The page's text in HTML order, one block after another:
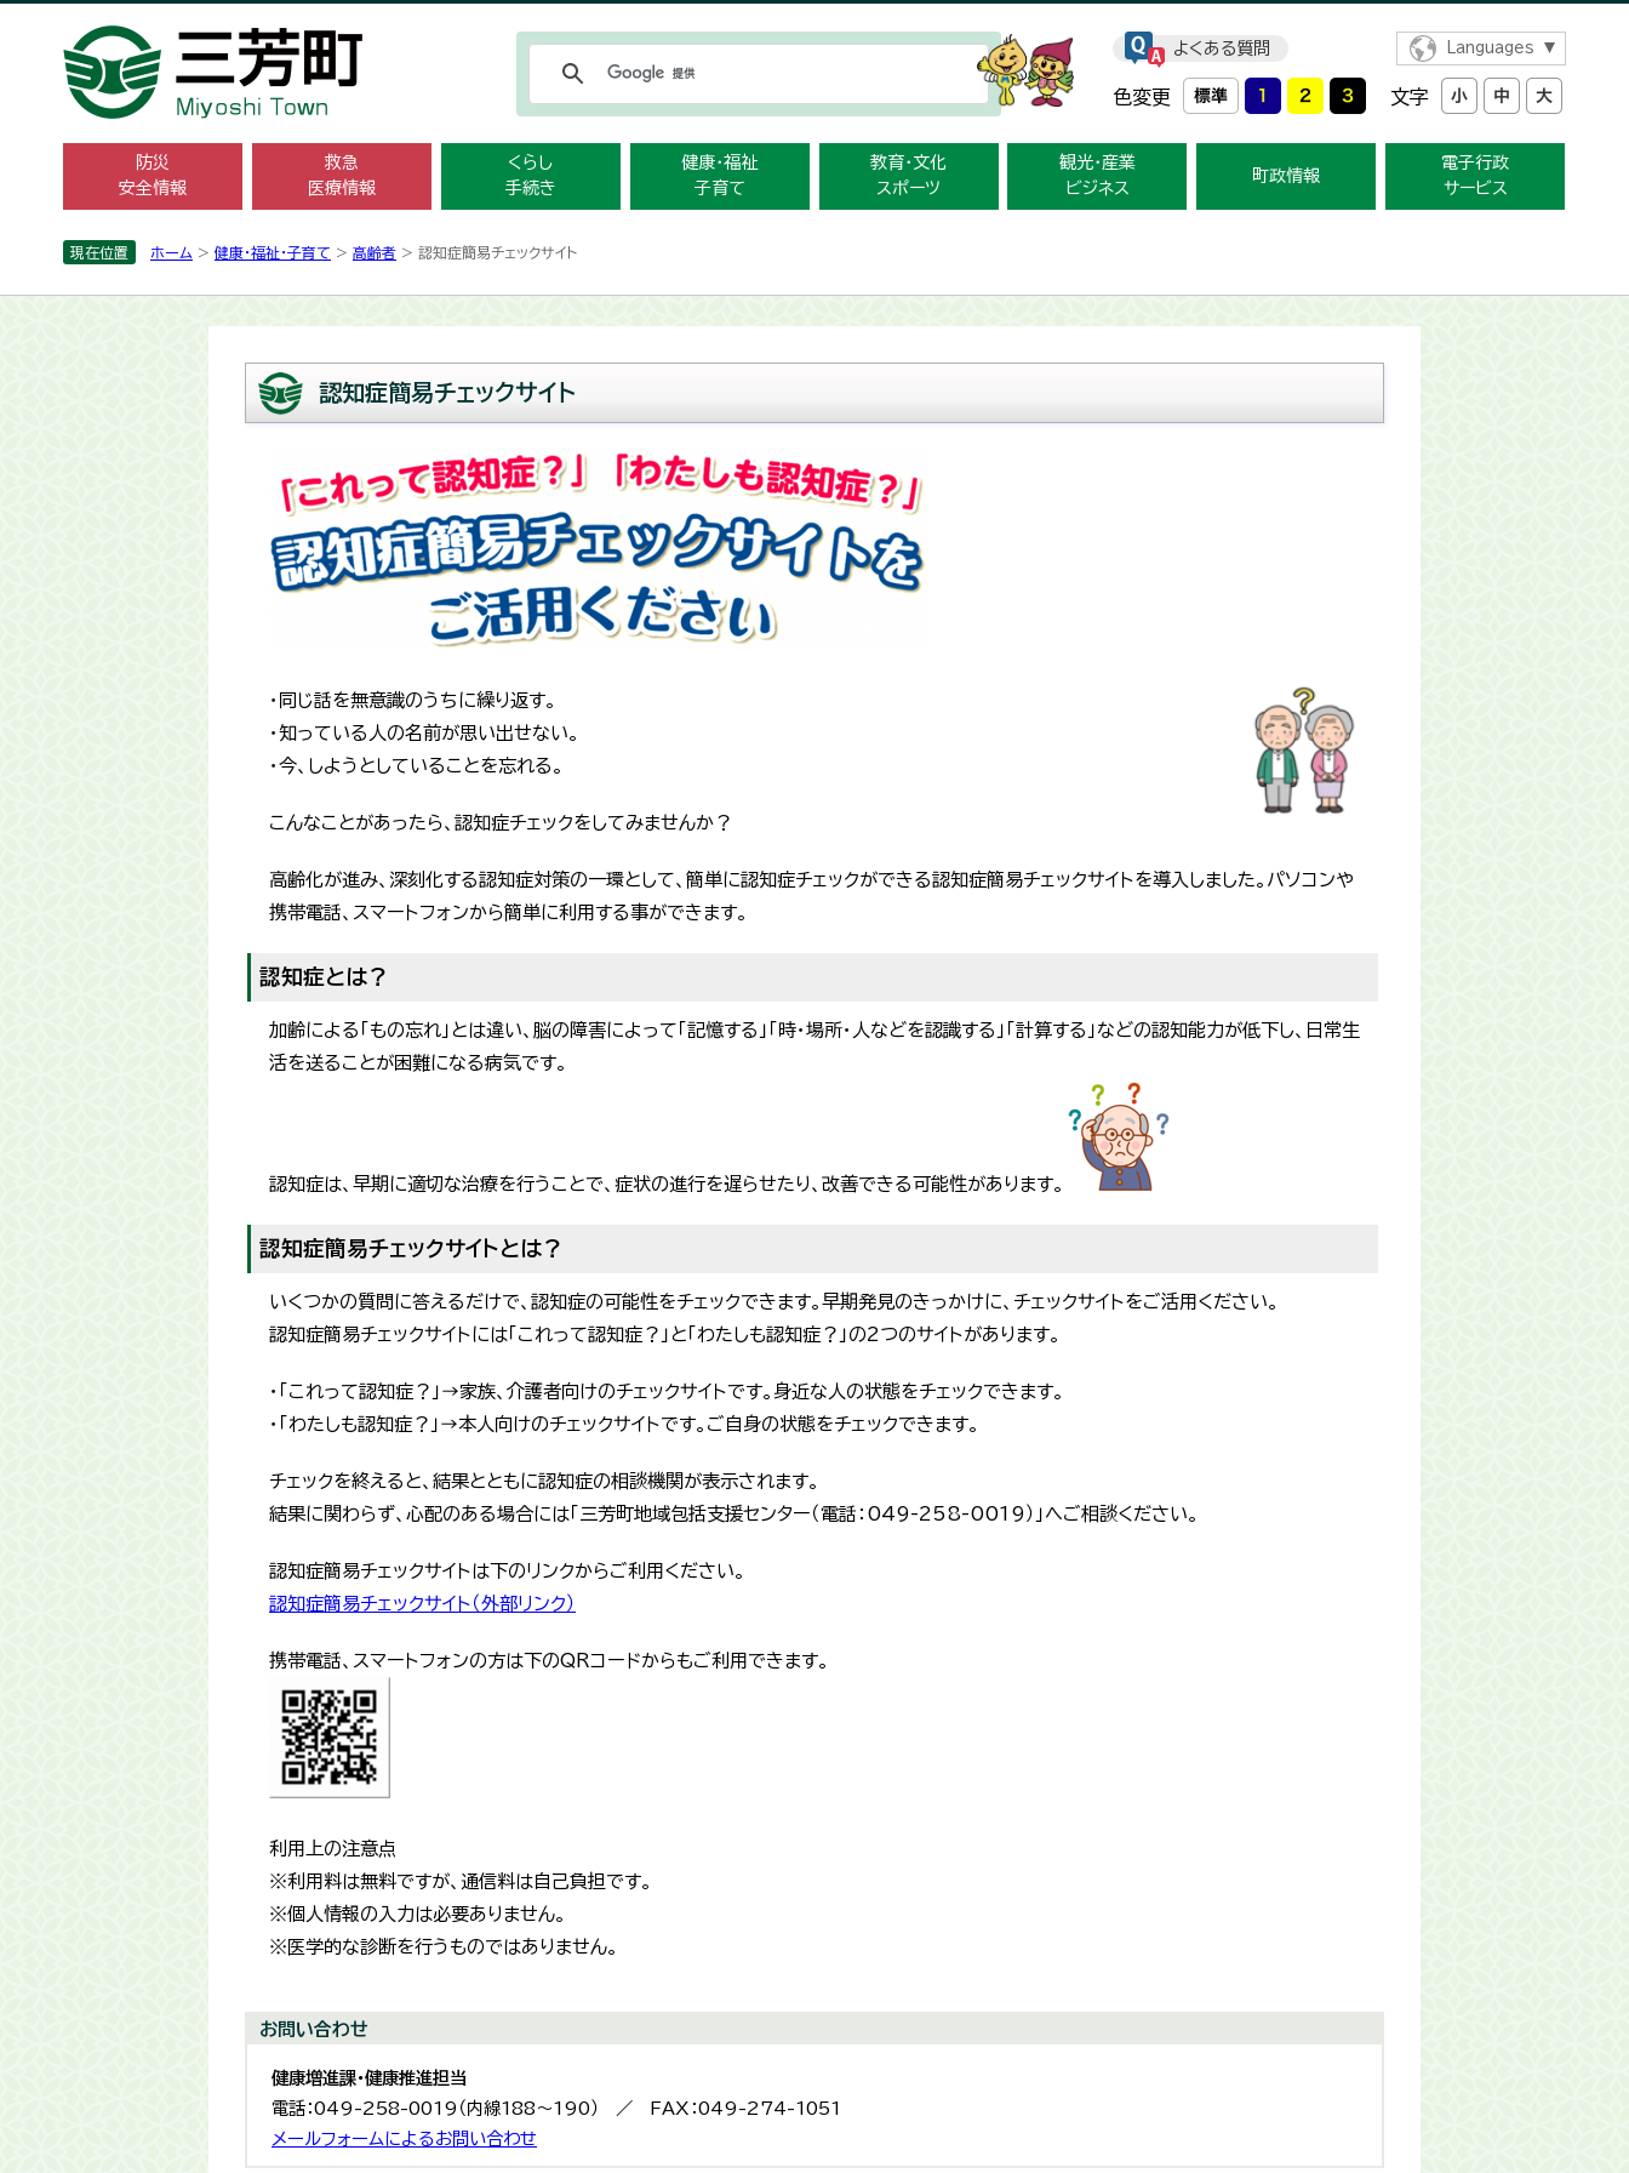
よくある質問 Languages
色変更 文字
防災
安全情報
救急
医療情報
くらし
手続き
健康・福祉
子育て
教育・文化
スポーツ
観光・産業
ビジネス
町政情報
電子行政
サービス
現在位置 ホーム > 健康・福祉・子育て > 高齢者 > 認知症簡易チェックサイト
認知症簡易チェックサイト
・同じ話を無意識のうちに繰り返す。
・知っている人の名前が思い出せない。
・今、しようとしていることを忘れる。
こんなことがあったら、認知症チェックをしてみませんか？
高齢化が進み、深刻化する認知症対策の一環として、簡単に認知症チェックができる認知症簡易チェックサイトを導入しました。パソコンや
携帯電話、スマートフォンから簡単に利用する事ができます。
認知症とは？
加齢による「もの忘れ」とは違い、脳の障害によって「記憶する」「時・場所・人などを認識する」「計算する」などの認知能力が低下し、日常生
活を送ることが困難になる病気です。
認知症は、早期に適切な治療を行うことで、症状の進行を遅らせたり、改善できる可能性があります。
認知症簡易チェックサイトとは？
いくつかの質問に答えるだけで、認知症の可能性をチェックできます。早期発見のきっかけに、チェックサイトをご活用ください。
認知症簡易チェックサイトには「これって認知症？」と「わたしも認知症？」の2つのサイトがあります。
・「これって認知症？」→家族、介護者向けのチェックサイトです。身近な人の状態をチェックできます。
・「わたしも認知症？」→本人向けのチェックサイトです。ご自身の状態をチェックできます。
チェックを終えると、結果とともに認知症の相談機関が表示されます。
結果に関わらず、心配のある場合には「三芳町地域包括支援センター（電話：049-258-0019）」へご相談ください。
認知症簡易チェックサイトは下のリンクからご利用ください。
認知症簡易チェックサイト（外部リンク）
携帯電話、スマートフォンの方は下のQRコードからもご利用できます。
利用上の注意点
※利用料は無料ですが、通信料は自己負担です。
※個人情報の入力は必要ありません。
※医学的な診断を行うものではありません。
お問い合わせ
健康増進課・健康推進担当
電話：049-258-0019（内線188〜190） ／ FAX：049-274-1051
メールフォームによるお問い合わせ